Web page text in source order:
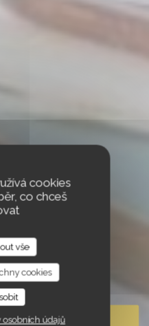
cookies
co chceš
vše
cookies
osobních údajů
|GARCHES
STŮL